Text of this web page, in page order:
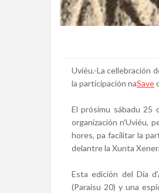
Uviéu.-La cellebración
la participación naSave
El prósimu sábadu 25
organización n'Uviéu,
hores, pa facilitar la
delantre la Xunta
Esta edición del Día
(Paraisu 20) y una